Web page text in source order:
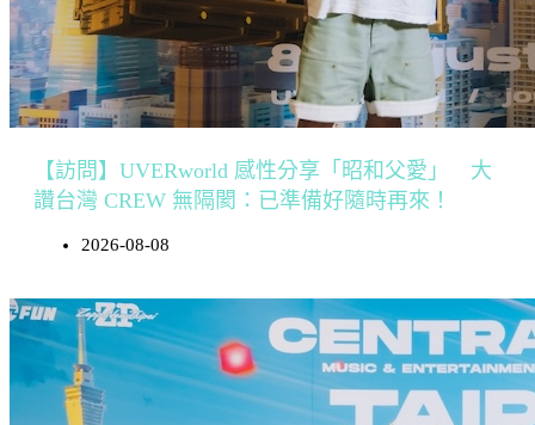
【訪問】UVERworld 感性分享「昭和父愛」 大
讚台灣 CREW 無隔閡：已準備好隨時再來！
2026-08-08